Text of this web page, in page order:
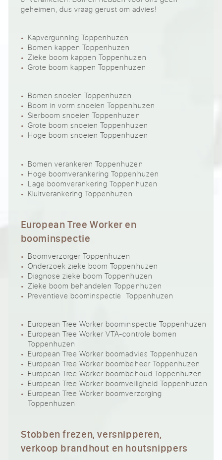
geheimen, dus vraag gerust om advies!
Kapvergunning Toppenhuzen
Bomen kappen Toppenhuzen
Zieke boom kappen Toppenhuzen
Grote boom kappen Toppenhuzen
Bomen snoeien Toppenhuzen
Boom in vorm snoeien Toppenhuzen
Sierboom snoeien Toppenhuzen
Grote boom snoeien Toppenhuzen
Hoge boom snoeien Toppenhuzen
Bomen verankeren Toppenhuzen
Hoge boomverankering Toppenhuzen
Lage boomverankering Toppenhuzen
Kluitverankering Toppenhuzen
European Tree Worker en
boominspectie
Boomverzorger Toppenhuzen
Onderzoek zieke boom Toppenhuzen
Diagnose zieke boom Toppenhuzen
Zieke boom behandelen Toppenhuzen
Preventieve boominspectie Toppenhuzen
European Tree Worker boominspectie Toppenhuzen
European Tree Worker VTA-controle bomen
Toppenhuzen
European Tree Worker boomadvies Toppenhuzen
European Tree Worker boombeheer Toppenhuzen
European Tree Worker boombehoud Toppenhuzen
European Tree Worker boomveiligheid Toppenhuzen
European Tree Worker boomverzorging
Toppenhuzen
Stobben frezen, versnipperen,
verkoop brandhout en houtsnippers